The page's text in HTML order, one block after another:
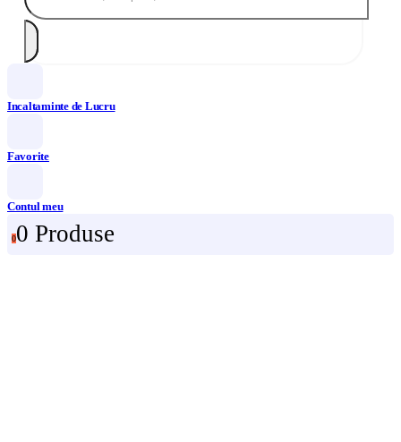
Incaltaminte de Lucru
Favorite
Contul meu
00 Produse